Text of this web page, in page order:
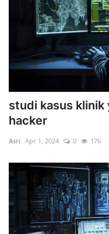
studi kasus klinik
hacker
Asri Apr 1, 2024 0 176